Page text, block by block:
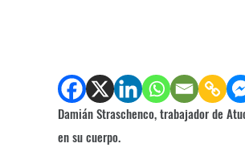
Damián Straschenco, trabajador de
en su cuerpo.